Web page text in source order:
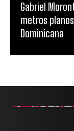
Gabriel
metros
Dominicana